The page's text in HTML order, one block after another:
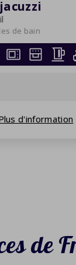
de bain
d'information
de